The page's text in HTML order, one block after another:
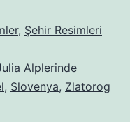
, Şehir Resimleri
Alplerinde
, Slovenya, Zlatorog